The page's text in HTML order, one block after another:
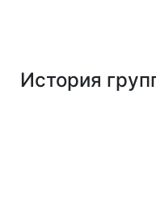
История